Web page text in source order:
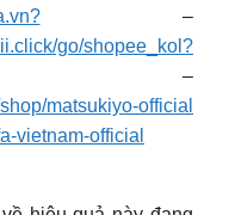
–
go/shopee_kol?
matsukiyo-official
vietnam-official